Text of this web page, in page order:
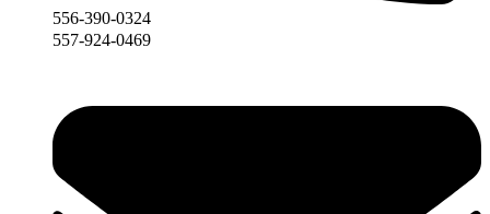
556-390-0324
557-924-0469